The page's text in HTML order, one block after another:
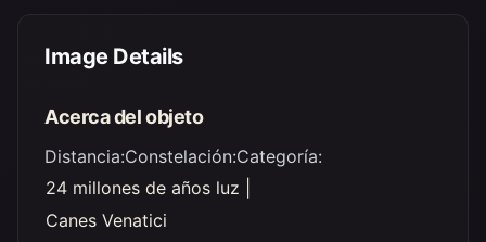
Image Details
Acerca del objeto
Distancia:Constelación:Categoría:
24 millones de años luz |
Canes Venatici